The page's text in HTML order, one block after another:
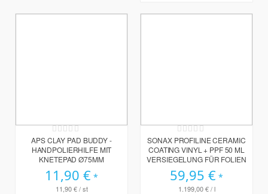
Rating:
0%
APS CLAY PAD BUDDY -
HANDPOLIERHILFE MIT
KNETEPAD Ø75MM
11,90 €
11,90 €/ st
Rating:
0%
SONAX PROFILINE CERAMIC
COATING VINYL + PPF 50 ML
VERSIEGELUNG FÜR FOLIEN
59,95 €
1.199,00 €/ l